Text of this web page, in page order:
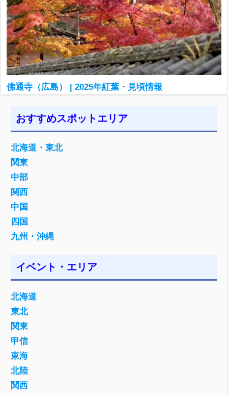
佛通寺（広島） | 2025年紅葉・見頃情報
おすすめスポットエリア
北海道・東北
関東
中部
関西
中国
四国
九州・沖縄
イベント・エリア
北海道
東北
関東
甲信
東海
北陸
関西